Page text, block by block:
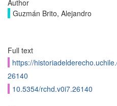
Author
Guzmán Brito, Alejandro
Full text
https://
26140
10.5354/rchd.v0i7.26140